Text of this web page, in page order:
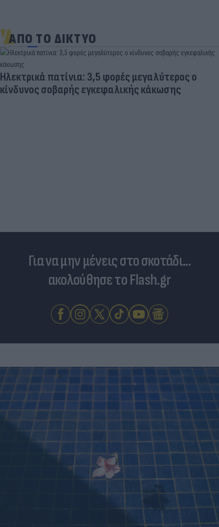
ΑΠΟ ΤΟ ΔΙΚΤΥΟ
Ηλεκτρικά πατίνια: 3,5 φορές μεγαλύτερος ο
κίνδυνος σοβαρής εγκεφαλικής κάκωσης
Για να μην μένεις στο σκοτάδι...
ακολούθησε το Flash.gr